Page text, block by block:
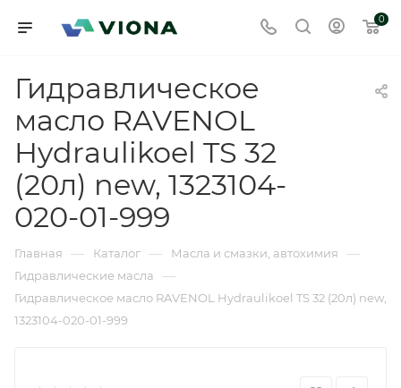
0
Гидравлическое
масло RAVENOL
Hydraulikoel TS 32
(20л) new, 1323104-
020-01-999
Главная — Каталог — Масла и смазки, автохимия —
Гидравлические масла —
Гидравлическое масло RAVENOL Hydraulikoel TS 32 (20л) new,
1323104-020-01-999